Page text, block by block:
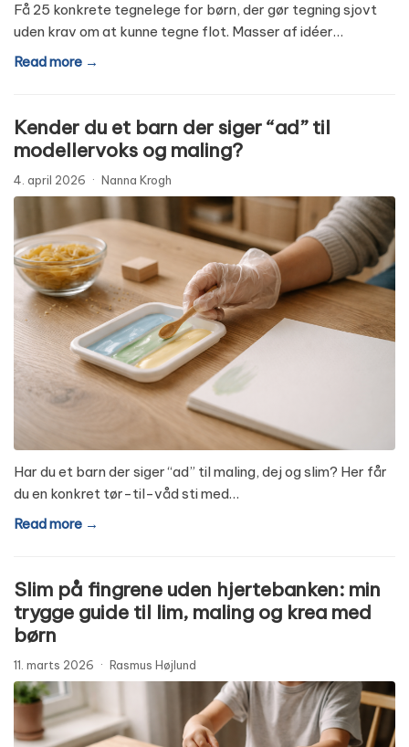
Få 25 konkrete tegnelege for børn, der gør tegning sjovt
uden krav om at kunne tegne flot. Masser af idéer…
Read more →
Kender du et barn der siger “ad” til
modellervoks og maling?
4. april 2026 · Nanna Krogh
Har du et barn der siger “ad” til maling, dej og slim? Her får
du en konkret tør-til-våd sti med…
Read more →
Slim på fingrene uden hjertebanken: min
trygge guide til lim, maling og krea med
børn
11. marts 2026 · Rasmus Højlund